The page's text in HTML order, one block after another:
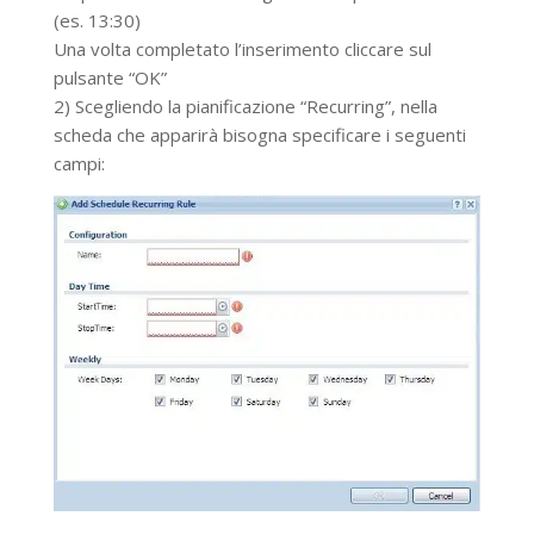
(es. 13:30)
Una volta completato l’inserimento cliccare sul
pulsante “OK”
2) Scegliendo la pianificazione “Recurring”, nella
scheda che apparirà bisogna specificare i seguenti
campi: